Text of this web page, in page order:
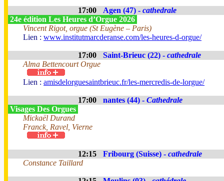
17:00 Agen (47) - cathedrale
24e édition Les Heures d’Orgue 2026
Vincent Rigot, orgue (St Eugène – Paris)
Lien : www.institutmarcderanse.com/les-heures-d-orgue/
17:00 Saint-Brieuc (22) - cathedrale
Alma Bettencourt Orgue
Lien : amisdelorguesaintbrieuc.fr/les-mercredis-de-lorgue/
17:00 nantes (44) - Cathedrale
Visages Des Orgues
Mickaël Durand
Franck, Ravel, Vierne
12:15 Fribourg (Suisse) - cathedrale
Constance Taillard